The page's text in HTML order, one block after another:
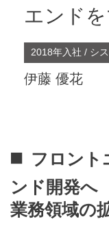
エンド
2018年入社 / シ
伊藤 優花
フロント
ンド開発へ
業務領域の